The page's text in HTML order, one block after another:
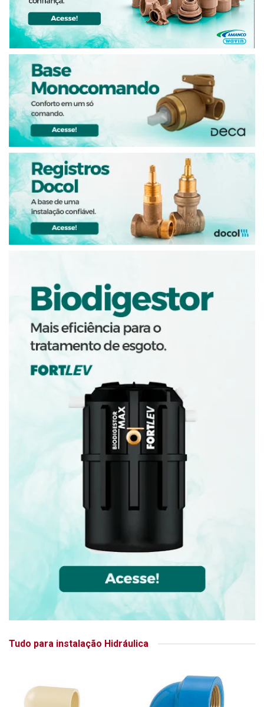
Tudo para instalação Hidráulica